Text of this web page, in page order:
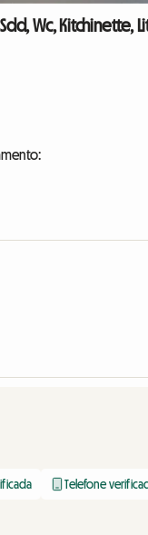
Wc, Kitchinette,
Telefone